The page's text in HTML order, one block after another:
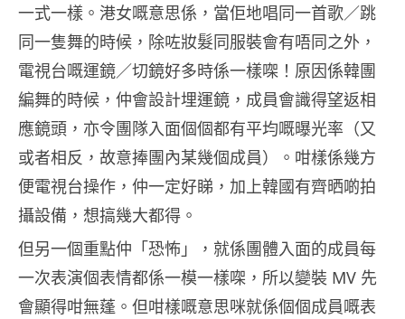
一式一樣。港女嘅意思係，當佢地唱同一首歌／跳
同一隻舞的時候，除咗妝髮同服裝會有唔同之外，
電視台嘅運鏡／切鏡好多時係一樣㗎！原因係韓團
編舞的時候，仲會設計埋運鏡，成員會識得望返相
應鏡頭，亦令團隊入面個個都有平均嘅曝光率（又
或者相反，故意捧團內某幾個成員）。咁樣係幾方
便電視台操作，仲一定好睇，加上韓國有齊晒啲拍
攝設備，想搞幾大都得。
但另一個重點仲「恐怖」，就係團體入面的成員每
一次表演個表情都係一模一樣㗎，所以變裝 MV 先
會顯得咁無蓬。但咁樣嘅意思咪就係個個成員嘅表